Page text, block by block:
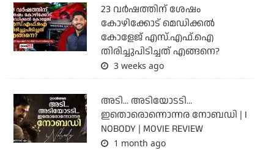
23 വർഷത്തിന് ശേഷം
കോഴിക്കോട് മെഡിക്കൽ
കോളേജ് എസ്.എഫ്.ഐ
തിരിച്ചുപിടിച്ചത് എങ്ങനെ?
3 weeks ago
അടി... അടിയോടടി...
ഇതൊരൊന്നൊന്നര നോബഡി | I
NOBODY | MOVIE REVIEW
1 month ago